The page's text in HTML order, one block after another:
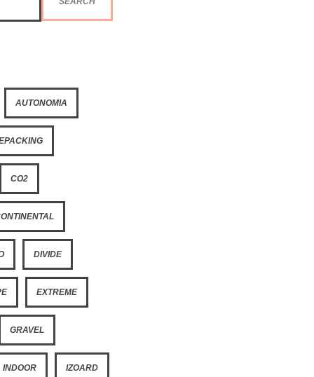
AUTONOMIA
CO2
DIVIDE
EXTREME
GRAVEL
INDOOR IZOARD